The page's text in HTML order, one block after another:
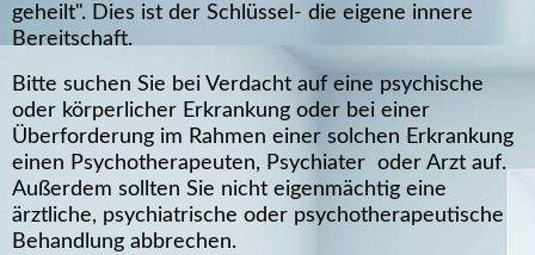
geheilt". Dies ist der Schlüssel- die eigene innere
Bereitschaft.
Bitte suchen Sie bei Verdacht auf eine psychische
oder körperlicher Erkrankung oder bei einer
Überforderung im Rahmen einer solchen Erkrankung
einen Psychotherapeuten, Psychiater oder Arzt auf.
Außerdem sollten Sie nicht eigenmächtig eine
ärztliche, psychiatrische oder psychotherapeutische
Behandlung abbrechen.